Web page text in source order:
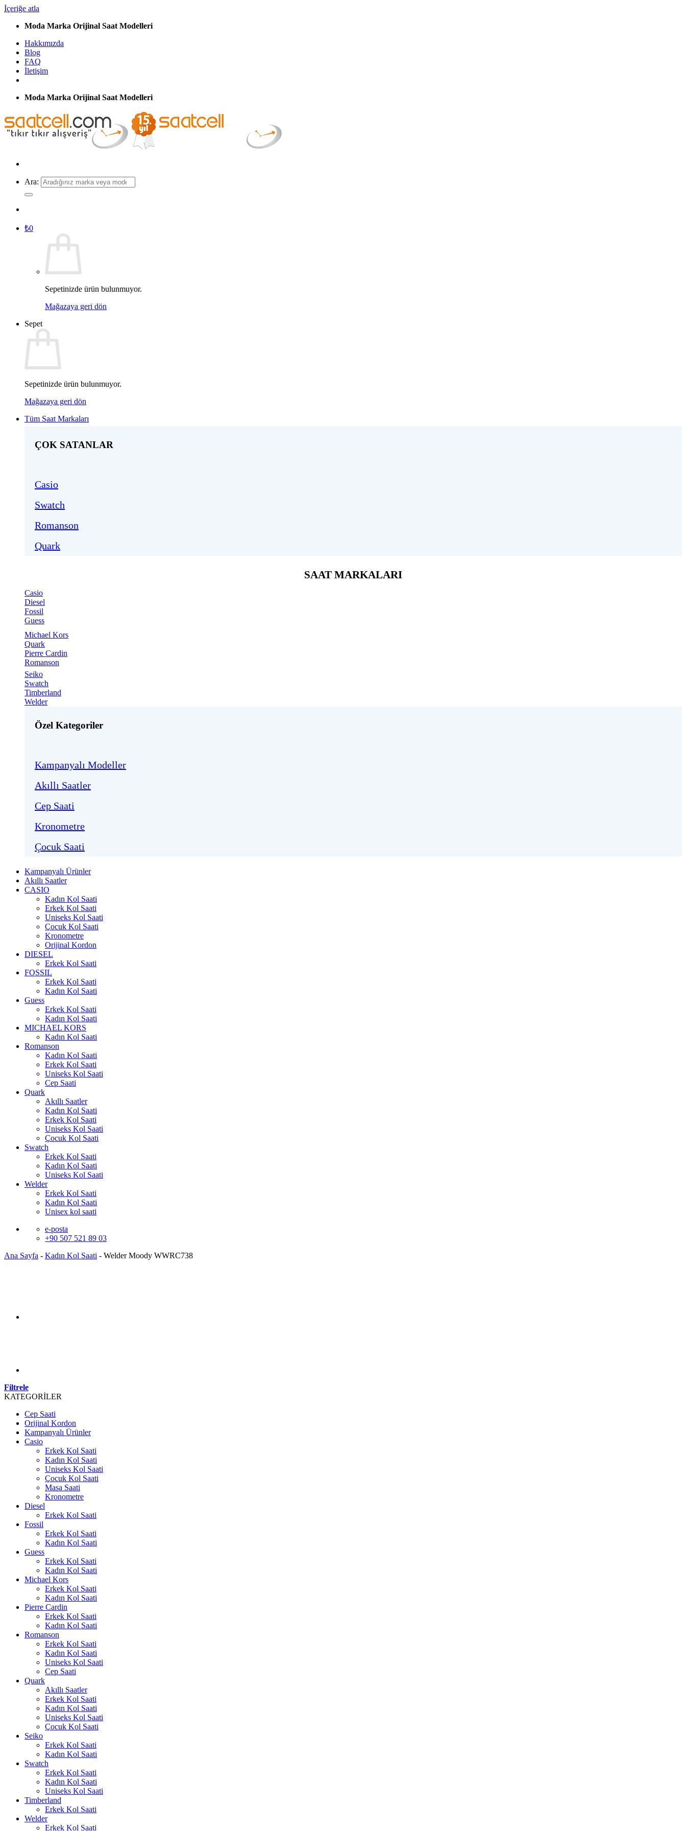
İçeriğe atla
Moda Marka Orijinal Saat Modelleri
Hakkımızda
Blog
FAQ
İletişim
Moda Marka Orijinal Saat Modelleri
Ara:
₺0
Sepetinizde ürün bulunmuyor.
Mağazaya geri dön
Sepet
Sepetinizde ürün bulunmuyor.
Mağazaya geri dön
Tüm Saat Markaları
ÇOK SATANLAR
Casio
Swatch
Romanson
Quark
SAAT MARKALARI
Casio
Diesel
Fossil
Guess
Michael Kors
Quark
Pierre Cardin
Romanson
Seiko
Swatch
Timberland
Welder
Özel Kategoriler
Kampanyalı Modeller
Akıllı Saatler
Cep Saati
Kronometre
Çocuk Saati
Kampanyalı Ürünler
Akıllı Saatler
CASIO
Kadın Kol Saati
Erkek Kol Saati
Uniseks Kol Saati
Çocuk Kol Saati
Kronometre
Orijinal Kordon
DIESEL
Erkek Kol Saati
FOSSIL
Erkek Kol Saati
Kadın Kol Saati
Guess
Erkek Kol Saati
Kadın Kol Saati
MICHAEL KORS
Kadın Kol Saati
Romanson
Kadın Kol Saati
Erkek Kol Saati
Uniseks Kol Saati
Cep Saati
Quark
Akıllı Saatler
Kadın Kol Saati
Erkek Kol Saati
Uniseks Kol Saati
Çocuk Kol Saati
Swatch
Erkek Kol Saati
Kadın Kol Saati
Uniseks Kol Saati
Welder
Erkek Kol Saati
Kadın Kol Saati
Unisex kol saati
e-posta
+90 507 521 89 03
Ana Sayfa - Kadın Kol Saati - Welder Moody WWRC738
Filtrele
KATEGORİLER
Cep Saati
Orijinal Kordon
Kampanyalı Ürünler
Casio
Erkek Kol Saati
Kadın Kol Saati
Uniseks Kol Saati
Çocuk Kol Saati
Masa Saati
Kronometre
Diesel
Erkek Kol Saati
Fossil
Erkek Kol Saati
Kadın Kol Saati
Guess
Erkek Kol Saati
Kadın Kol Saati
Michael Kors
Erkek Kol Saati
Kadın Kol Saati
Pierre Cardin
Erkek Kol Saati
Kadın Kol Saati
Romanson
Erkek Kol Saati
Kadın Kol Saati
Uniseks Kol Saati
Cep Saati
Quark
Akıllı Saatler
Erkek Kol Saati
Kadın Kol Saati
Uniseks Kol Saati
Çocuk Kol Saati
Seiko
Erkek Kol Saati
Kadın Kol Saati
Swatch
Erkek Kol Saati
Kadın Kol Saati
Uniseks Kol Saati
Timberland
Erkek Kol Saati
Welder
Erkek Kol Saati